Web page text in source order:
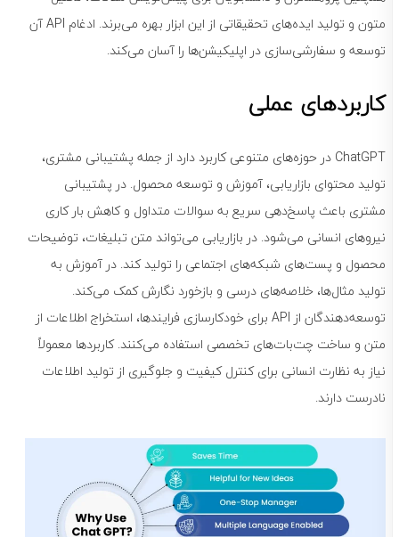
متون و تولید ایده‌های تحقیقاتی از این ابزار بهره می‌برند. ادغام API آن
توسعه و سفارشی‌سازی در اپلیکیشن‌ها را آسان می‌کند.
کاربردهای عملی
ChatGPT در حوزه‌های متنوعی کاربرد دارد از جمله پشتیبانی مشتری،
تولید محتوای بازاریابی، آموزش و توسعه محصول. در پشتیبانی
مشتری باعث پاسخ‌دهی سریع به سوالات متداول و کاهش بار کاری
نیروهای انسانی می‌شود. در بازاریابی می‌تواند متن تبلیغات، توضیحات
محصول و پست‌های شبکه‌های اجتماعی را تولید کند. در آموزش به
تولید مثال‌ها، خلاصه‌های درسی و بازخورد نگارش کمک می‌کند.
توسعه‌دهندگان از API برای خودکارسازی فرایندها، استخراج اطلاعات از
متن و ساخت چت‌بات‌های تخصصی استفاده می‌کنند. کاربردها معمولاً
نیاز به نظارت انسانی برای کنترل کیفیت و جلوگیری از تولید اطلاعات
نادرست دارند.